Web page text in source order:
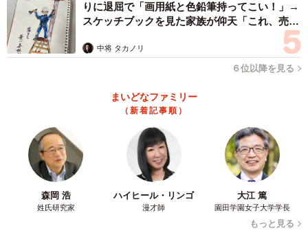
生意気な態度をとる隣人の息子 ©️芳野嗣/講談社
その晩、部屋の壁が薄いこともあり、私は隣人の息子が父
親に暴力を振るわれていることを察します。同時に学生の
頃の嫌な記憶を思い出し、嘔吐してしまう私。父の暴行が
りに退屈で「画用紙と色鉛筆持ってこい！」→
スケッチブックを見た家族が仰天「これ、売れ
中将 タカノリ
６位以降を見る
まいどなファミリー
（新着記事順）
森岡 浩
姓氏研究家
ハイヒール・リンゴ
漫才師
大江 篤
園田学園女子大学学長
もっと見る